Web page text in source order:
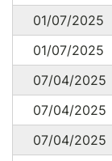
01/07/2025
01/07/2025
07/04/2025
07/04/2025
07/04/2025